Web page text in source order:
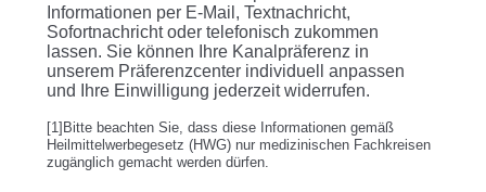
Informationen per E-Mail, Textnachricht,
Sofortnachricht oder telefonisch zukommen
lassen. Sie können Ihre Kanalpräferenz in
unserem Präferenzcenter individuell anpassen
und Ihre Einwilligung jederzeit widerrufen.
[1]Bitte beachten Sie, dass diese Informationen gemäß
Heilmittelwerbegesetz (HWG) nur medizinischen Fachkreisen
zugänglich gemacht werden dürfen.